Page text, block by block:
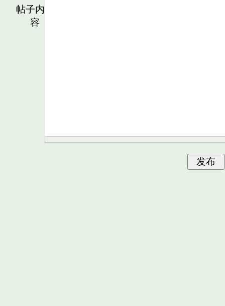
帖子内
容